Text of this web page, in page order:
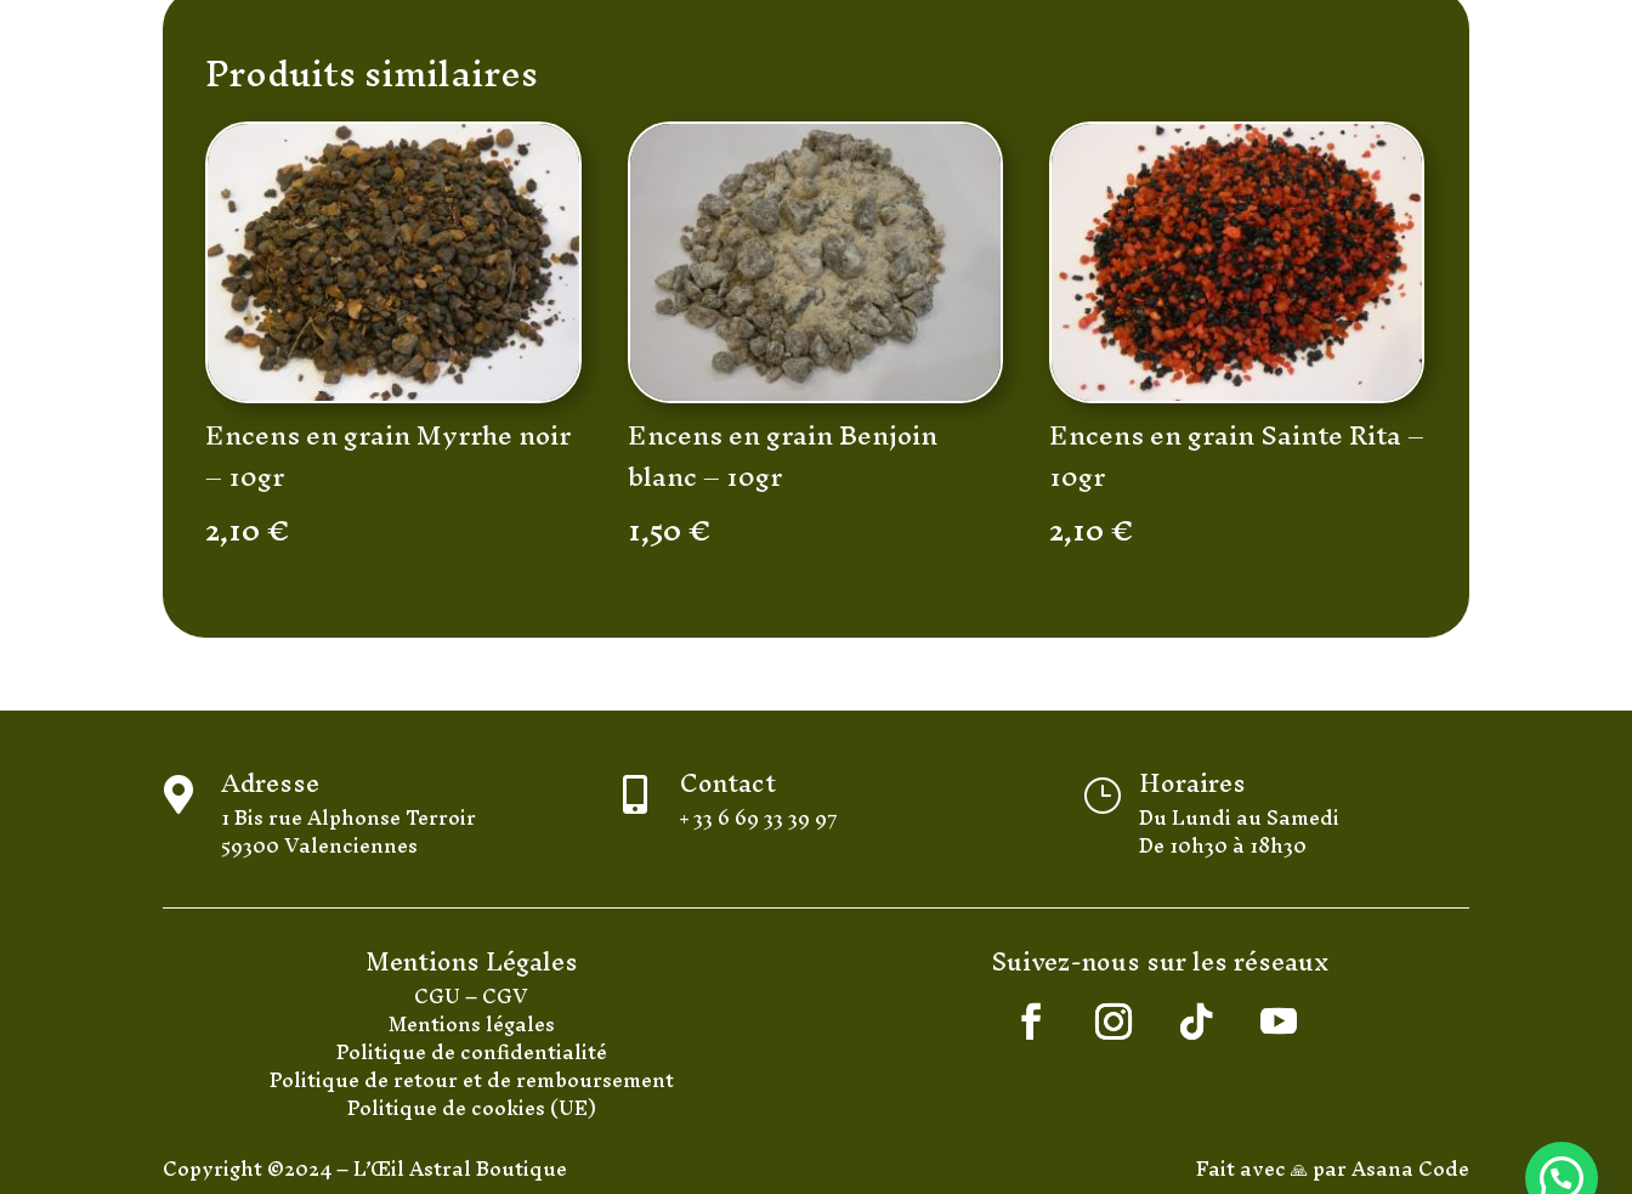
Produits similaires
Encens en grain Myrrhe noir
– 10gr
2,10€
Encens en grain Benjoin
blanc – 10gr
1,50€
Encens en grain Sainte Rita –
10gr
2,10€
 Adresse
1 Bis rue Alphonse Terroir
59300 Valenciennes
 Contact
+ 33 6 69 33 39 97
} Horaires
Du Lundi au Samedi
De 10h30 à 18h30
Mentions Légales
CGU–CGV
Mentions légales
Politique de confidentialité
Politique de retour et de remboursement
Politique de cookies (UE)
Suivez-nous sur les réseaux
Copyright ©2024 – L’Œil Astral Boutique Fait avec 🙏 parAsana Code